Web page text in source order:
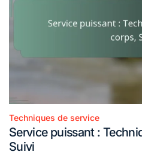
Posted
in
Techniques de service
Service puissant :
Suivi